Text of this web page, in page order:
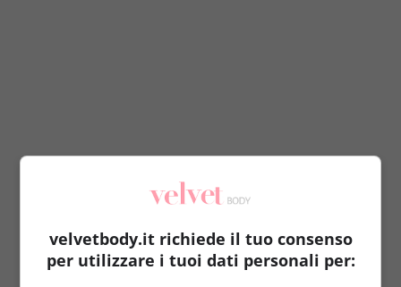
Alessio sta malissimoe mamma Stefania ha voluto
raccontare la sua storia nellaGiornata mondiale del
velvetbody.it richiede il tuo consenso
per utilizzare i tuoi dati personali per: